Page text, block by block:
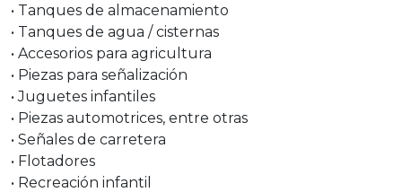
• Tanques de almacenamiento
• Tanques de agua / cisternas
• Accesorios para agricultura
• Piezas para señalización
• Juguetes infantiles
• Piezas automotrices, entre otras
• Señales de carretera
• Flotadores
• Recreación infantil